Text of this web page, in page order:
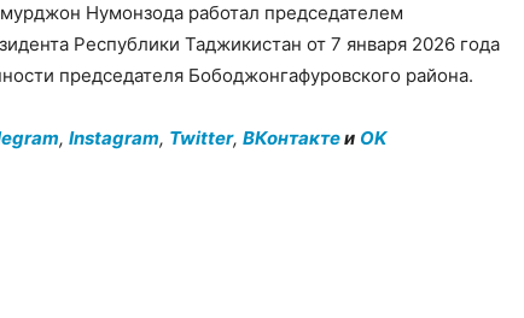
Нумонзода работал председателем
Республики Таджикистан от 7 января 2026 года
председателя Бободжонгафуровского района.
, Instagram, Twitter, ВКонтактеи OK